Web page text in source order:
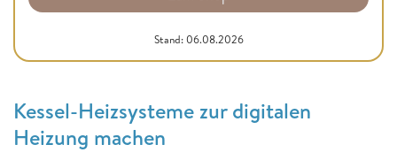
Stand: 06.08.2026
Kessel-Heizsysteme zur digitalen
Heizung machen